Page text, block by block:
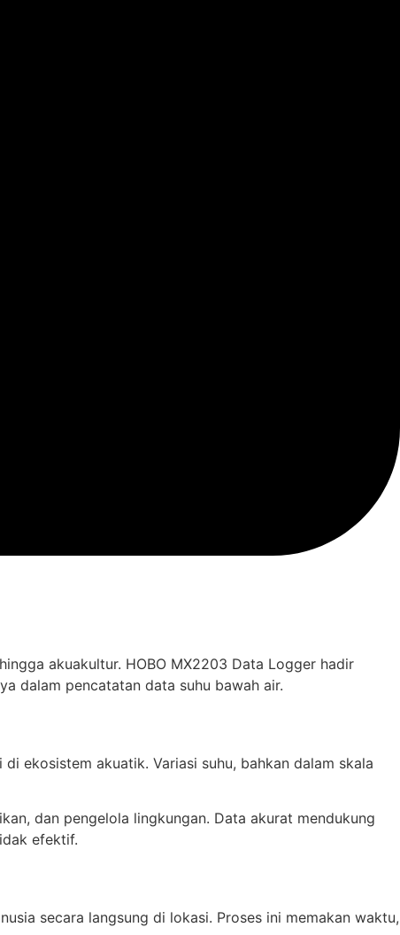
akuakultur. HOBO MX2203 Data Logger hadir
dalam pencatatan data suhu bawah air.
ekosistem akuatik. Variasi suhu, bahkan dalam skala
dan pengelola lingkungan. Data akurat mendukung
efektif.
secara langsung di lokasi. Proses ini memakan waktu,